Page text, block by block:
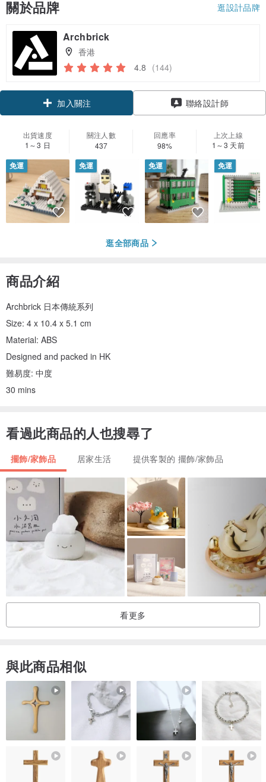
關於品牌 逛設計品牌
Archbrick
香港
4.8 (144)
加入關注 聯絡設計師
出貨速度
1～3 日
關注人數
437
回應率
98%
上次上線
1～3 天前
免運 免運 免運 免運
逛全部商品
商品介紹
Archbrick 日本傳統系列
Size: 4 x 10.4 x 5.1 cm
Material: ABS
Designed and packed in HK
難易度: 中度
30 mins
看過此商品的人也搜尋了
擺飾/家飾品 居家生活 提供客製的 擺飾/家飾品
看更多
與此商品相似